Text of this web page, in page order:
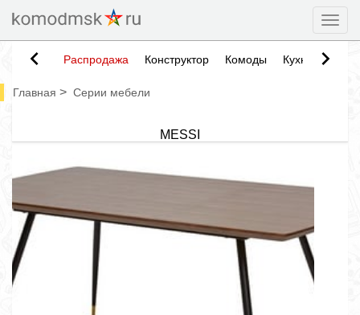
Распродажа Конструктор Комоды Кухни
Главная > Серии мебели
MESSI